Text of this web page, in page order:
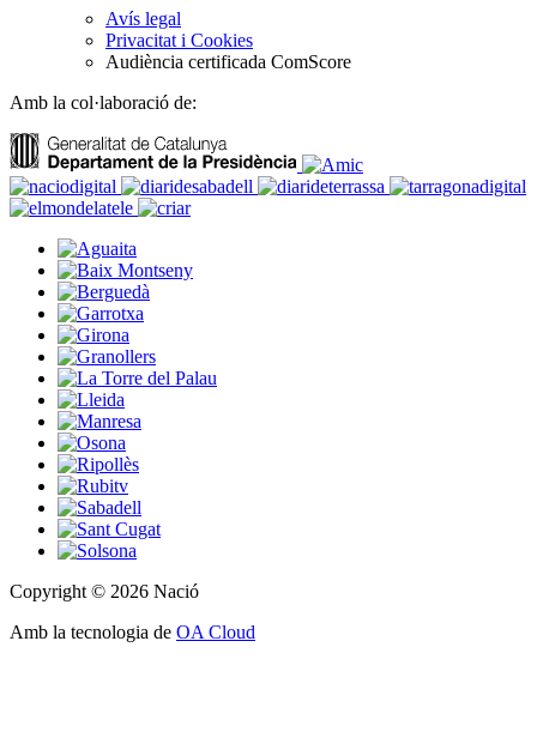
Avís legal
Privacitat i Cookies
Audiència certificada ComScore
Amb la col·laboració de:
Copyright © 2026 Nació
Amb la tecnologia de OA Cloud